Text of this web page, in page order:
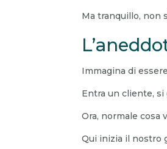
Ma tranquillo, non
Immagina di
Entra un cliente,
Ora, normale cosa
Qui inizia il nostro